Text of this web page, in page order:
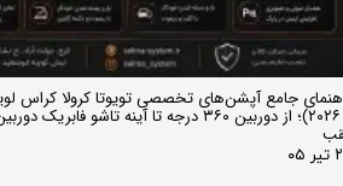
و ۲۰۲۶)؛ از دوربین ۳۶۰ درجه تا آینه تاشو